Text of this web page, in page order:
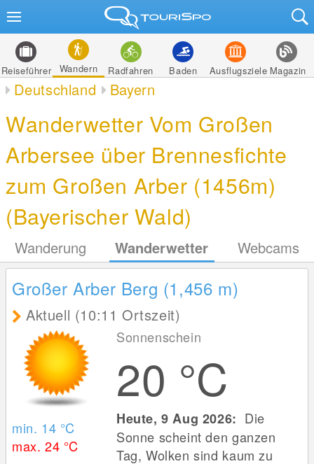
Reiseführer Wandern Radfahren Baden Ausflugsziele Magazin
Deutschland Bayern
Wanderwetter Vom Großen
Arbersee über Brennesfichte
zum Großen Arber (1456m)
(Bayerischer Wald)
Wanderung Wanderwetter Webcams
Großer Arber Berg (1,456 m)
Aktuell (10:11 Ortszeit)
min. 14 °C
max. 24 °C
Sonnenschein
20 °C
Heute, 9 Aug 2026: Die
Sonne scheint den ganzen
Tag, Wolken sind kaum zu